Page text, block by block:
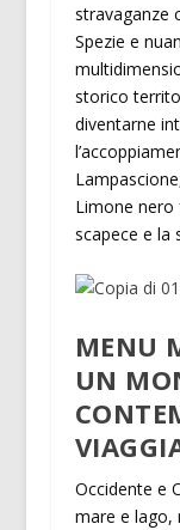
stravaganze
Spezie e
storico
diventarne
Limone nero
scapece e la
MENU
UN
Occidente e
mare e lago,